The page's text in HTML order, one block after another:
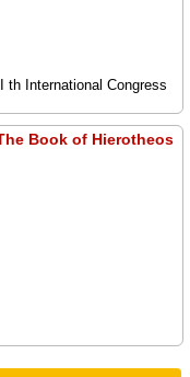
th International Congress
Book of Hierotheos